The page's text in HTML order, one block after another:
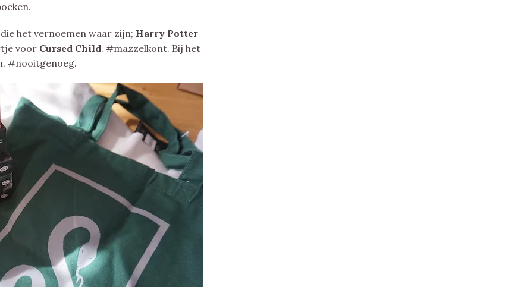
het vernoemen waar zijn; Harry Potter
voor Cursed Child. #mazzelkont. Bij het
#nooitgenoeg.